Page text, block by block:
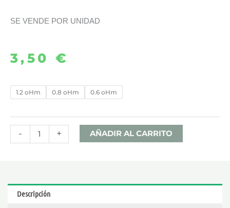
SE VENDE POR UNIDAD
3,50 €
1.2 oHm 0.8 oHm 0.6 oHm
-
CARTUCHO
EZ
–
+ AÑADIR AL CARRITO
Descripción